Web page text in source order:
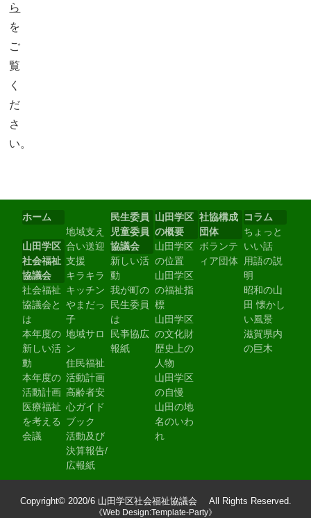
ら
を
ご
覧
く
だ
さ
い。
ホーム
山田学区
社会福祉
協議会
社会福祉
協議会と
は
本年度の
新しい活
動
本年度の
活動計画
医療福祉
を考える
会議
地域支え
合い送迎
支援
キラキラ
キッチン
やまだっ
子
地域サロ
ン
住民福祉
活動計画
高齢者安
心ガイド
ブック
活動及び
決算報告/
広報紙
民生委員
児童委員
協議会
新しい活
動
我が町の
民生委員
は
民亊協広
報紙
山田学区
の概要
山田学区
の位置
山田学区
の福祉指
標
山田学区
の文化財
歴史上の
人物
山田学区
の自慢
山田の地
名のいわ
れ
社協構成
団体
ボランテ
ィア団体
コラム
ちょっと
いい話
用語の説
明
昭和の山
田 懐かし
い風景
滋賀県内
の巨木
Copyright© 2020/6 山田学区社会福祉協議会 All Rights Reserved.
《Web Design:Template-Party》